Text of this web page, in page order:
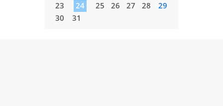
23
24 25 26 27 28
29
30
31